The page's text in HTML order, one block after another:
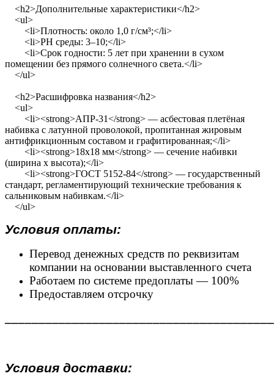
<h2>Дополнительные характеристики</h2>
<ul>
<li>Плотность: около 1,0 г/см³;</li>
<li>РН среды: 3–10;</li>
<li>Срок годности: 5 лет при хранении в сухом
помещении без прямого солнечного света.</li>
</ul>
<h2>Расшифровка названия</h2>
<ul>
<li><strong>АПР-31</strong> — асбестовая плетёная
набивка с латунной проволокой, пропитанная жировым
антифрикционным составом и графитированная;</li>
<li><strong>18х18 мм</strong> — сечение набивки
(ширина х высота);</li>
<li><strong>ГОСТ 5152-84</strong> — государственный
стандарт, регламентирующий технические требования к
сальниковым набивкам.</li>
</ul>
Условия оплаты:
Перевод денежных средств по реквизитам
компании на основании выставленного счета
Работаем по системе предоплаты — 100%
Предоставляем отсрочку
Условия доставки: